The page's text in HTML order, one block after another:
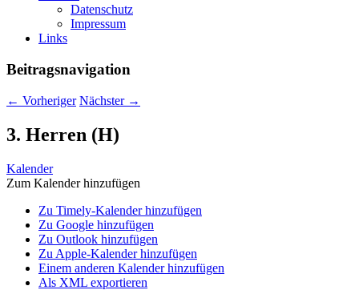
Datenschutz
Impressum
Links
Beitragsnavigation
← Vorheriger Nächster →
3. Herren (H)
Kalender
Zum Kalender hinzufügen
Zu Timely-Kalender hinzufügen
Zu Google hinzufügen
Zu Outlook hinzufügen
Zu Apple-Kalender hinzufügen
Einem anderen Kalender hinzufügen
Als XML exportieren